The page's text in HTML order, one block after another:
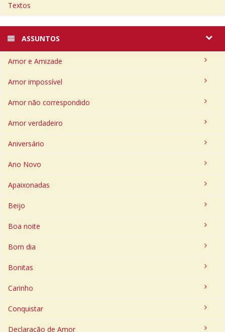
Textos
ASSUNTOS
Amor e Amizade
Amor impossível
Amor não correspondido
Amor verdadeiro
Aniversário
Ano Novo
Apaixonadas
Beijo
Boa noite
Bom dia
Bonitas
Carinho
Conquistar
Declaração de Amor